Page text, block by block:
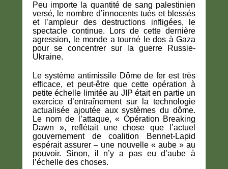
Peu importe la quantité de sang palestinien
versé, le nombre d’innocents tués et blessés
et l’ampleur des destructions infligées, le
spectacle continue. Lors de cette dernière
agression, le monde a tourné le dos à Gaza
pour se concentrer sur la guerre Russie-
Ukraine.
Le système antimissile Dôme de fer est très
efficace, et peut-être que cette opération à
petite échelle limitée au JIP était en partie un
exercice d’entraînement sur la technologie
actualisée ajoutée aux systèmes du dôme.
Le nom de l’attaque, « Opération Breaking
Dawn », reflétait une chose que l’actuel
gouvernement de coalition Bennet-Lapid
espérait assurer – une nouvelle « aube » au
pouvoir. Sinon, il n’y a pas eu d’aube à
l’échelle des choses.